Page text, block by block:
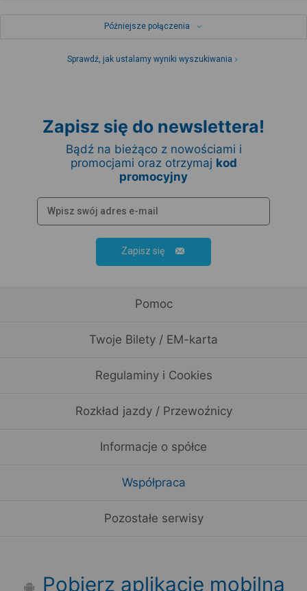
Późniejsze połączenia
Sprawdź, jak ustalamy wyniki wyszukiwania
Zapisz się do newslettera!
Bądź na bieżąco z nowościami i
promocjami oraz otrzymaj kod
promocyjny
Zapisz się
Pomoc
Twoje Bilety / EM-karta
Regulaminy i Cookies
Rozkład jazdy / Przewoźnicy
Informacje o spółce
Współpraca
Pozostałe serwisy
Pobierz aplikację mobilną